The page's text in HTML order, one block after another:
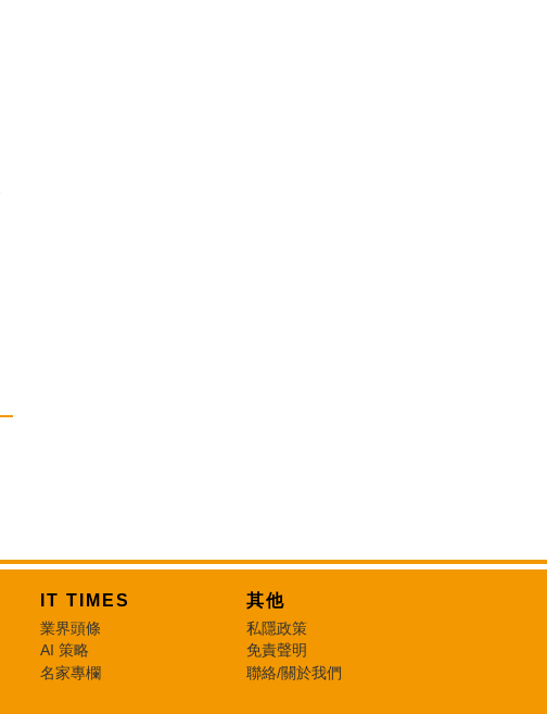
IT TIMES
業界頭條
AI 策略
名家專欄
其他
私隱政策
免責聲明
聯絡/關於我們